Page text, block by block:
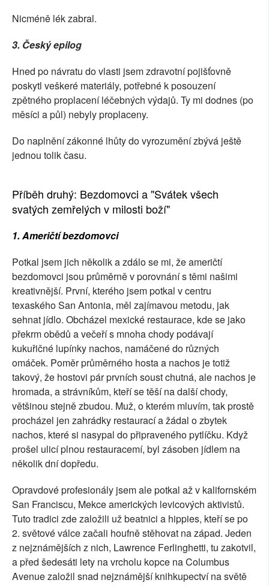
Nicméně lék zabral.
3. Český epilog
Hned po návratu do vlasti jsem zdravotní pojišťovně
poskytl veškeré materiály, potřebné k posouzení
zpětného proplacení léčebných výdajů. Ty mi dodnes (po
měsíci a půl) nebyly proplaceny.
Do naplnění zákonné lhůty do vyrozumění zbývá ještě
jednou tolik času.
Příběh druhý: Bezdomovci a "Svátek všech
svatých zemřelých v milosti boží"
1. Američtí bezdomovci
Potkal jsem jich několik a zdálo se mi, že američtí
bezdomovci jsou průměrně v porovnání s těmi našimi
kreativnější. První, kterého jsem potkal v centru
texaského San Antonia, měl zajímavou metodu, jak
sehnat jídlo. Obcházel mexické restaurace, kde se jako
překrm obědů a večeří s mnoha chody podávají
kukuřičné lupínky nachos, namáčené do různých
omáček. Poměr průměrného hosta a nachos je totiž
takový, že hostovi pár prvních soust chutná, ale nachos je
hromada, a strávníkům, kteří se těší na další chody,
většinou stejně zbudou. Muž, o kterém mluvím, tak prostě
procházel jen zahrádky restaurací a žádal o zbytek
nachos, které si nasypal do připraveného pytlíčku. Když
prošel ulicí plnou restauracemí, byl zásoben jídlem na
několik dní dopředu.
Opravdové profesionály jsem ale potkal až v kalifornském
San Franciscu, Mekce amerických levicových aktivistů.
Tuto tradici zde založili už beatnici a hippies, kteří se po
2. světové válce začali houfně stěhovat na západ. Jeden
z nejznámějších z nich, Lawrence Ferlinghetti, tu zakotvil,
a před šedesáti lety na vrcholu kopce na Columbus
Avenue založil snad nejznámější knihkupectví na světě